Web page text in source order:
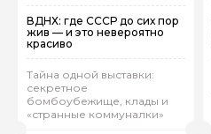
ВДНХ: где СССР до сих пор
жив — и это невероятно
красиво
Тайна одной выставки:
секретное
бомбоубежище, клады и
«странные коммуналки»